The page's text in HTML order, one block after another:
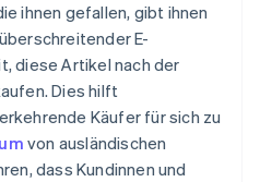
ihnen gefallen, gibt ihnen
E-
diese Artikel nach der
Dies hilft
Käufer für sich zu
von ausländischen
dass Kundinnen und